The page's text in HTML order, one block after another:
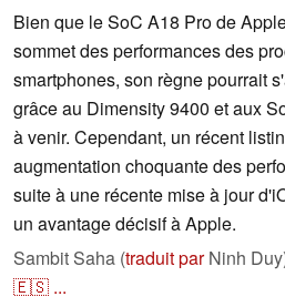
Bien que le SoC A18 Pro de
sommet des performances des
smartphones, son règne pourrait
grâce au Dimensity 9400 et aux
à venir. Cependant, un récent
augmentation choquante des
suite à une récente mise à jour
un avantage décisif à Apple.
Sambit Saha (traduit parNinh
🇪🇸 ...